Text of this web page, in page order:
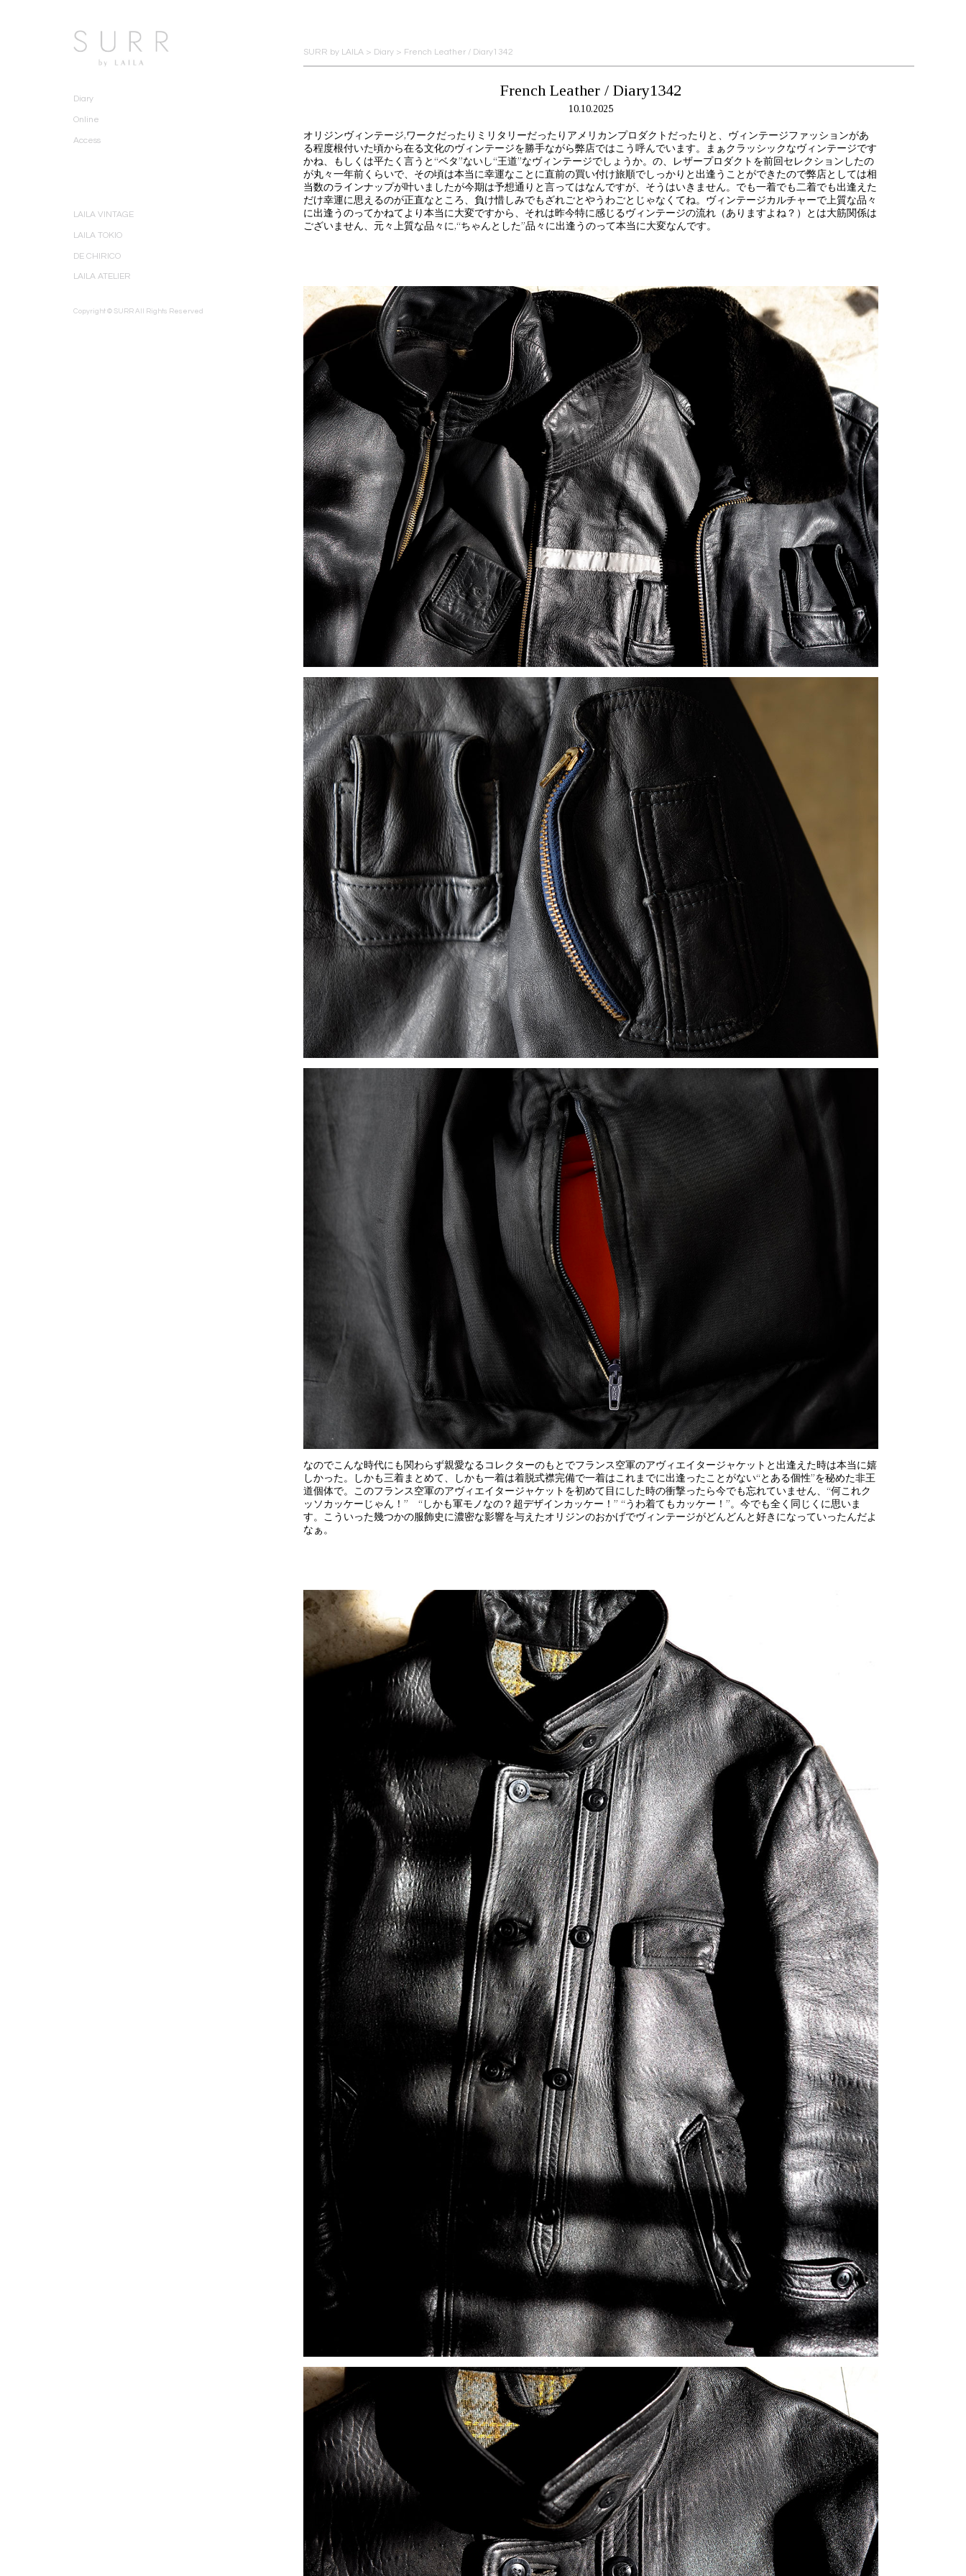
Diary
Online
Access
LAILA VINTAGE
LAILA TOKIO
DE CHIRICO
LAILA ATELIER
Copyright © SURR All Rights Reserved
SURR by LAILA > Diary > French Leather / Diary1342
French Leather / Diary1342
10.10.2025
オリジンヴィンテージ,ワークだったりミリタリーだったりアメリカンプロダクトだったりと、ヴィンテージファッションがあ
る程度根付いた頃から在る文化のヴィンテージを勝手ながら弊店ではこう呼んでいます。まぁクラッシックなヴィンテージです
かね、もしくは平たく言うと“ベタ”ないし“王道”なヴィンテージでしょうか。の、レザープロダクトを前回セレクションしたの
が丸々一年前くらいで、その頃は本当に幸運なことに直前の買い付け旅順でしっかりと出逢うことができたので弊店としては相
当数のラインナップが叶いましたが今期は予想通りと言ってはなんですが、そうはいきません。でも一着でも二着でも出逢えた
だけ幸運に思えるのが正直なところ、負け惜しみでもざれごとやうわごとじゃなくてね。ヴィンテージカルチャーで上質な品々
に出逢うのってかねてより本当に大変ですから、それは昨今特に感じるヴィンテージの流れ（ありますよね？）とは大筋関係は
ございません、元々上質な品々に,“ちゃんとした”品々に出逢うのって本当に大変なんです。
なのでこんな時代にも関わらず親愛なるコレクターのもとでフランス空軍のアヴィエイタージャケットと出逢えた時は本当に嬉
しかった。しかも三着まとめて、しかも一着は着脱式襟完備で一着はこれまでに出逢ったことがない“とある個性”を秘めた非王
道個体で。このフランス空軍のアヴィエイタージャケットを初めて目にした時の衝撃ったら今でも忘れていません、“何これク
ッソカッケーじゃん！” “しかも軍モノなの？超デザインカッケー！” “うわ着てもカッケー！”。今でも全く同じくに思いま
す。こういった幾つかの服飾史に濃密な影響を与えたオリジンのおかげでヴィンテージがどんどんと好きになっていったんだよ
なぁ。